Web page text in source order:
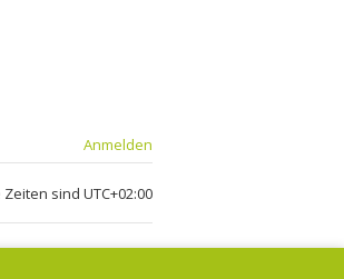
Anmelden
Zeiten sind UTC+02:00